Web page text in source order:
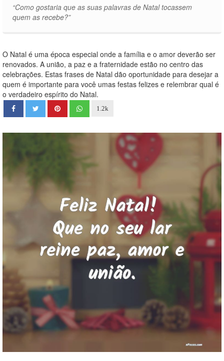
“Como gostaria que as suas palavras de Natal tocassem
quem as recebe?”
O Natal é uma época especial onde a família e o amor deverão ser
renovados. A união, a paz e a fraternidade estão no centro das
celebrações. Estas frases de Natal dão oportunidade para desejar a
quem é importante para você umas festas felizes e relembrar qual é
o verdadeiro espírito do Natal.
1.2k